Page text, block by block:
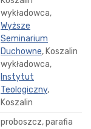
wykładowca,
Wyższe
Seminarium
Duchowne, Koszalin
wykładowca,
Instytut
Teologiczny,
Koszalin
proboszcz, parafia